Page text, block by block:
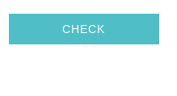
CHECK